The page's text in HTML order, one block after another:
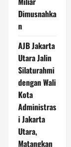
Dimusnahka
n
AJB Jakarta
Utara Jalin
Silaturahmi
dengan Wali
Kota
Administras
i Jakarta
Utara,
Matangkan